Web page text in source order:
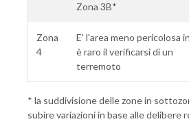
Zona 3B*
Zona
4
E' l'area meno pericolosa
è raro il verificarsi di un
terremoto
* la suddivisione delle zone in
subire variazioni in base alle delibere